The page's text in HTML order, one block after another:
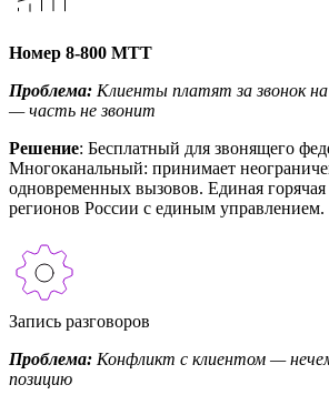
Номер 8-800 МТТ
Проблема: Клиенты платят за звонок
— часть не звонит
Решение: Бесплатный для звонящего
Многоканальный: принимает
одновременных вызовов. Единая
регионов России с единым управлением.
Запись разговоров
Проблема: Конфликт с клиентом —
позицию